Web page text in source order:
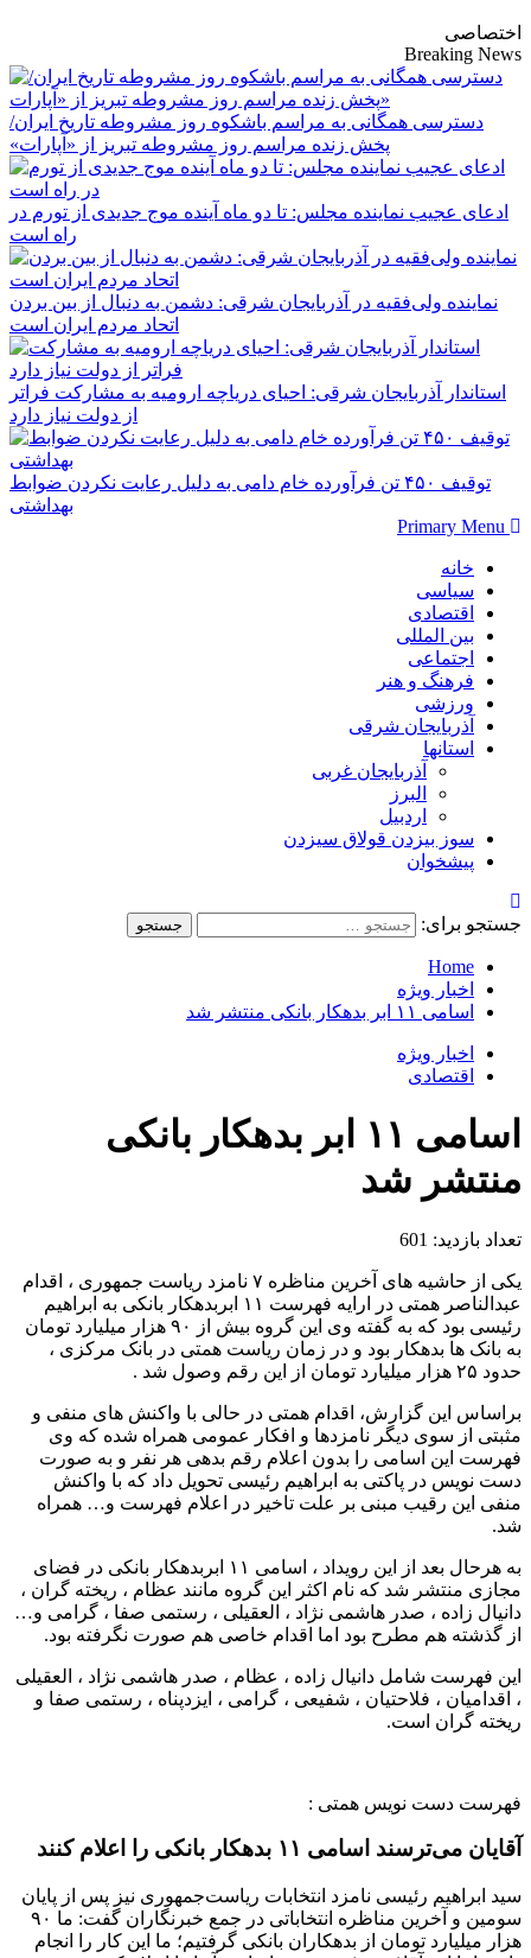
اختصاصی
Breaking News
دسترسی همگانی به مراسم باشکوه روز مشروطه تاریخ ایران/
پخش زنده مراسم روز مشروطه تبریز از «آپارات»
ادعای عجیب نماینده مجلس: تا دو ماه آینده موج جدیدی از تورم در
راه است
نماینده ولی‌فقیه در آذربایجان شرقی: دشمن به دنبال از بین بردن
اتحاد مردم ایران است
استاندار آذربایجان شرقی: احیای دریاچه ارومیه به مشارکت فراتر
از دولت نیاز دارد
توقیف ۴۵۰ تن فرآورده خام دامی به دلیل رعایت نکردن ضوابط
بهداشتی
Primary Menu
خانه
سیاسی
اقتصادی
بین المللی
اجتماعی
فرهنگ و هنر
ورزشی
آذربایجان شرقی
استانها
آذربایجان غربی
البرز
اردبیل
سوز بیزدن قولاق سیزدن
پیشخوان
جستجو برای:
Home
اخبار ویژه
اسامی ۱۱ ابر بدهکار بانکی منتشر شد
اخبار ویژه
اقتصادی
اسامی ۱۱ ابر بدهکار بانکی
منتشر شد
تعداد بازدید: 601
یکی از حاشیه های آخرین مناظره ۷ نامزد ریاست جمهوری ، اقدام
عبدالناصر همتی در ارایه فهرست ۱۱ ابربدهکار بانکی به ابراهیم
رئیسی بود که به گفته وی این گروه بیش از ۹۰ هزار میلیارد تومان
به بانک ها بدهکار بود و در زمان ریاست همتی در بانک مرکزی ،
حدود ۲۵ هزار میلیارد تومان از این رقم وصول شد .
براساس این گزارش، اقدام همتی در حالی با واکنش های منفی و
مثبتی از سوی دیگر نامزدها و افکار عمومی همراه شده که وی
فهرست این اسامی را بدون اعلام رقم بدهی هر نفر و به صورت
دست نویس در پاکتی به ابراهیم رئیسی تحویل داد که با واکنش
منفی این رقیب مبنی بر علت تاخیر در اعلام فهرست و… همراه
شد.
به هرحال بعد از این رویداد ، اسامی ۱۱ ابربدهکار بانکی در فضای
مجازی منتشر شد که نام اکثر این گروه مانند عظام ، ریخته گران ،
دانیال زاده ، صدر هاشمی نژاد ، العقیلی ، رستمی صفا ، گرامی و…
از گذشته هم مطرح بود اما اقدام خاصی هم صورت نگرفته بود.
این فهرست شامل دانیال زاده ، عظام ، صدر هاشمی نژاد ، العقیلی
، اقدامیان ، فلاحتیان ، شفیعی ، گرامی ، ایزدپناه ، رستمی صفا و
ریخته گران است.
فهرست دست نویس همتی :
آقایان می‌ترسند اسامی ۱۱ بدهکار بانکی را اعلام کنند
سید ابراهیم رئیسی نامزد انتخابات ریاست‌جمهوری نیز پس از پایان
سومین و آخرین مناظره انتخاباتی در جمع خبرنگاران گفت: ما ۹۰
هزار میلیارد تومان از بدهکاران بانکی گرفتیم؛ ما این کار را انجام